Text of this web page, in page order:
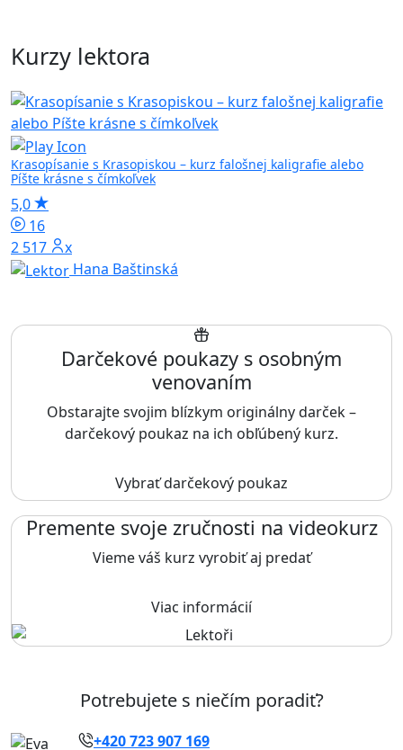
Kurzy lektora
Krasopísanie s Krasopiskou – kurz falošnej kaligrafie alebo
Píšte krásne s čímkoľvek
5,0
16
2 517x
Hana Baštinská
Darčekové poukazy s osobným
venovaním
Obstarajte svojim blízkym originálny darček –
darčekový poukaz na ich obľúbený kurz.
Vybrať darčekový poukaz
Premente svoje zručnosti na videokurz
Vieme váš kurz vyrobiť aj predať
Viac informácií
Potrebujete s niečím poradiť?
+420 723 907 169